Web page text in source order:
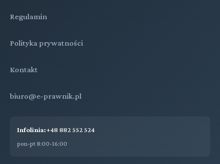
Regulamin
Polityka prywatności
Kontakt
biuro@e-prawnik.pl
Infolinia:+48 882 552 524
pon-pt 8:00-16:00